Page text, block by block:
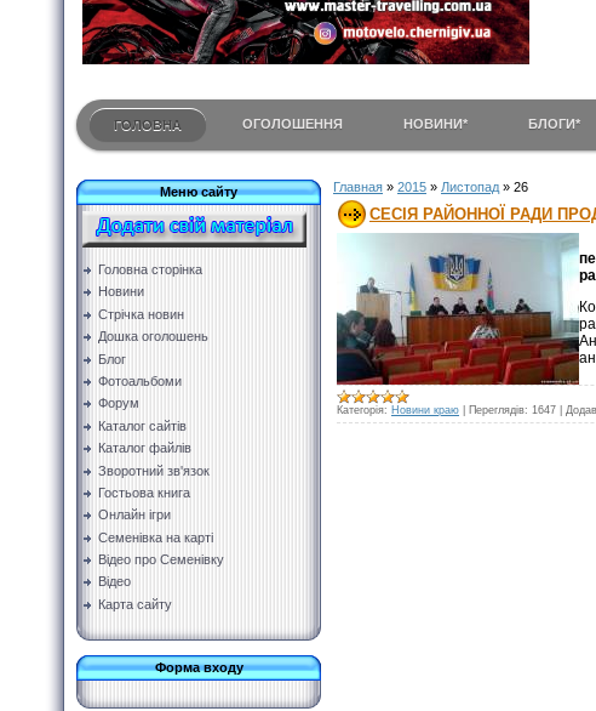
ГОЛОВНА ОГОЛОШЕННЯ НОВИНИ* БЛОГИ*
Меню сайту
Головна сторінка
Новини
Стрічка новин
Дошка оголошень
Блог
Фотоальбоми
Форум
Каталог сайтів
Каталог файлів
Зворотний зв'язок
Гостьова книга
Онлайн ігри
Семенівка на карті
Відео про Семенівку
Відео
Карта сайту
Форма входу
Главная » 2015 » Листопад » 26
СЕСІЯ РАЙОННОЇ РАДИ
Категорія: Новини краю Переглядів: 1647